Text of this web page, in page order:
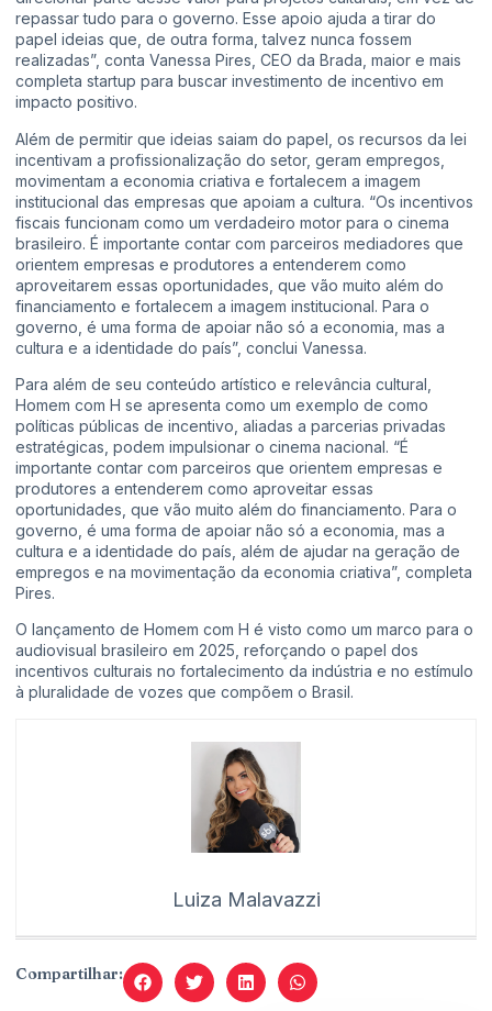
repassar tudo para o governo. Esse apoio ajuda a tirar do
papel ideias que, de outra forma, talvez nunca fossem
realizadas”, conta Vanessa Pires, CEO da Brada, maior e mais
completa startup para buscar investimento de incentivo em
impacto positivo.
Além de permitir que ideias saiam do papel, os recursos da lei
incentivam a profissionalização do setor, geram empregos,
movimentam a economia criativa e fortalecem a imagem
institucional das empresas que apoiam a cultura. “Os incentivos
fiscais funcionam como um verdadeiro motor para o cinema
brasileiro. É importante contar com parceiros mediadores que
orientem empresas e produtores a entenderem como
aproveitarem essas oportunidades, que vão muito além do
financiamento e fortalecem a imagem institucional. Para o
governo, é uma forma de apoiar não só a economia, mas a
cultura e a identidade do país”, conclui Vanessa.
Para além de seu conteúdo artístico e relevância cultural,
Homem com H se apresenta como um exemplo de como
políticas públicas de incentivo, aliadas a parcerias privadas
estratégicas, podem impulsionar o cinema nacional. “É
importante contar com parceiros que orientem empresas e
produtores a entenderem como aproveitar essas
oportunidades, que vão muito além do financiamento. Para o
governo, é uma forma de apoiar não só a economia, mas a
cultura e a identidade do país, além de ajudar na geração de
empregos e na movimentação da economia criativa”, completa
Pires.
O lançamento de Homem com H é visto como um marco para o
audiovisual brasileiro em 2025, reforçando o papel dos
incentivos culturais no fortalecimento da indústria e no estímulo
à pluralidade de vozes que compõem o Brasil.
Luiza Malavazzi
Compartilhar: